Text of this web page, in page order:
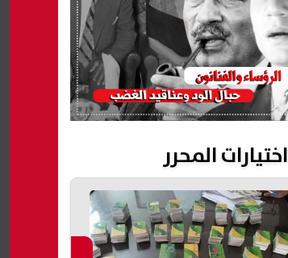
اختيارات المحرر